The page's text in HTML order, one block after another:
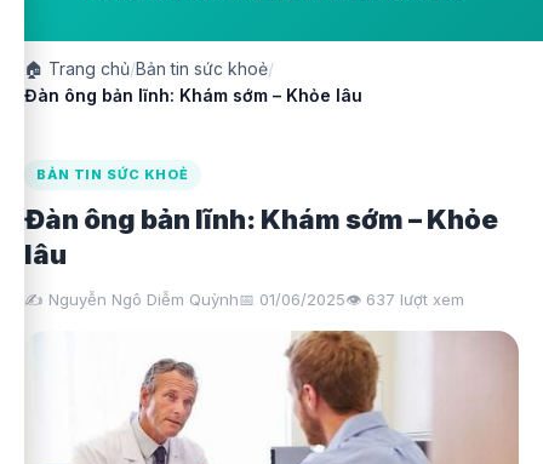
🏠 Trang chủ/Bản tin sức khoẻ/
Đàn ông bản lĩnh: Khám sớm – Khỏe lâu
BẢN TIN SỨC KHOẺ
Đàn ông bản lĩnh: Khám sớm – Khỏe
lâu
✍️ Nguyễn Ngô Diễm Quỳnh📅 01/06/2025👁️ 637 lượt xem